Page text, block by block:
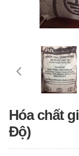
Hóa chất
Độ)